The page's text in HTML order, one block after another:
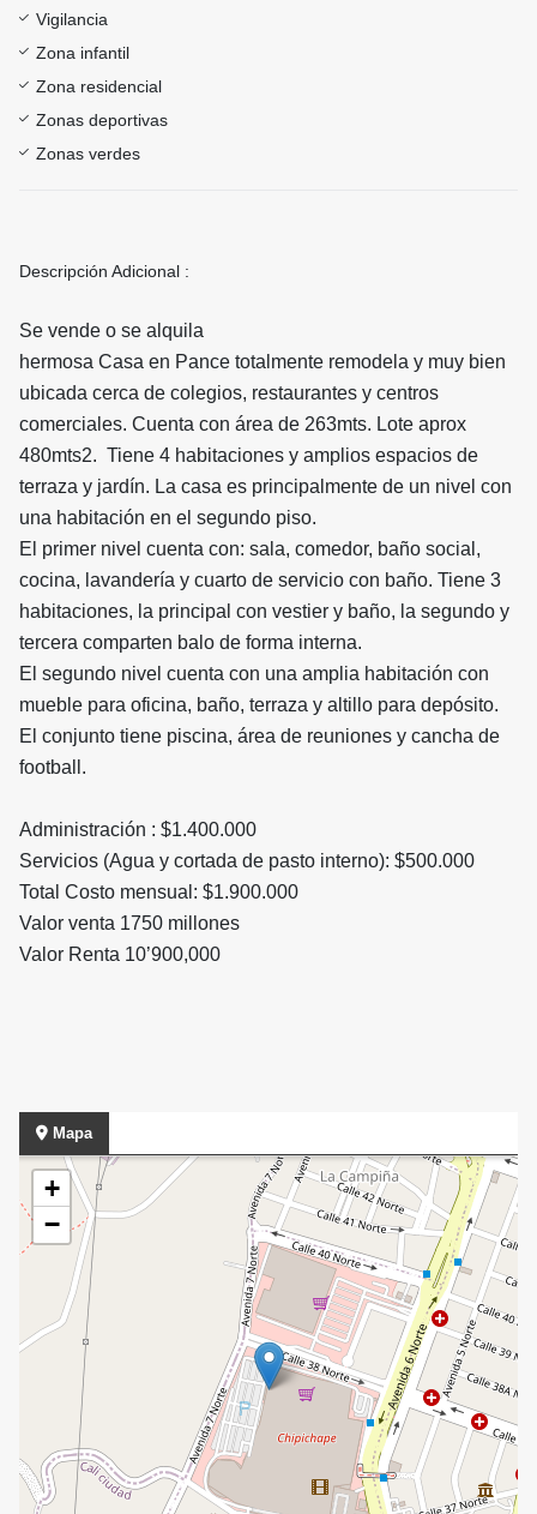
Vigilancia
Zona infantil
Zona residencial
Zonas deportivas
Zonas verdes
Descripción Adicional :
Se vende o se alquila
hermosa Casa en Pance totalmente remodela y muy bien
ubicada cerca de colegios, restaurantes y centros
comerciales. Cuenta con área de 263mts. Lote aprox
480mts2. Tiene 4 habitaciones y amplios espacios de
terraza y jardín. La casa es principalmente de un nivel con
una habitación en el segundo piso.
El primer nivel cuenta con: sala, comedor, baño social,
cocina, lavandería y cuarto de servicio con baño. Tiene 3
habitaciones, la principal con vestier y baño, la segundo y
tercera comparten balo de forma interna.
El segundo nivel cuenta con una amplia habitación con
mueble para oficina, baño, terraza y altillo para depósito.
El conjunto tiene piscina, área de reuniones y cancha de
football.
Administración : $1.400.000
Servicios (Agua y cortada de pasto interno): $500.000
Total Costo mensual: $1.900.000
Valor venta 1750 millones
Valor Renta 10’900,000
Mapa
+
−